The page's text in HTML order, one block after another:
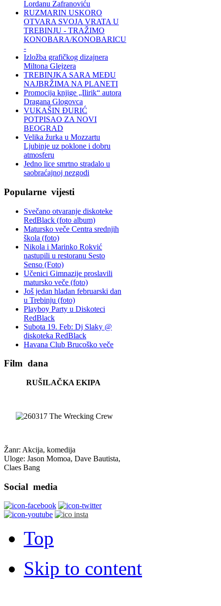
Lordanu Zafranoviću
RUZMARIN USKORO
OTVARA SVOJA VRATA U
TREBINJU - TRAŽIMO
KONOBARA/KONOBARICU
-
Izložba grafičkog dizajnera
Miltona Glejzera
TREBINЈKA SARA MEĐU
NAJBRŽIMA NA PLANETI
Promocija knjige „Ilirik“ autora
Dragana Glogovca
VUKAŠIN ĐURIĆ
POTPISAO ZA NOVI
BEOGRAD
Velika žurka u Mozzartu
Ljubinje uz poklone i dobru
atmosferu
Jedno lice smrtno stradalo u
saobraćajnoj nezgodi
Popularne vijesti
Svečano otvaranje diskoteke
RedBlack (foto album)
Matursko veče Centra srednjih
škola (foto)
Nikola i Marinko Rokvić
nastupili u restoranu Sesto
Senso (Foto)
Učenici Gimnazije proslavili
matursko veče (foto)
Još jedan hladan februarski dan
u Trebinju (foto)
Playboy Party u Diskoteci
RedBlack
Subota 19. Feb: Dj Slaky @
diskoteka RedBlack
Havana Club Brucoško veče
Film dana
RUŠILAČKA EKIPA
Žanr: Akcija, komedija
Uloge: Jason Momoa, Dave Bautista,
Claes Bang
Social media
Top
Skip to content